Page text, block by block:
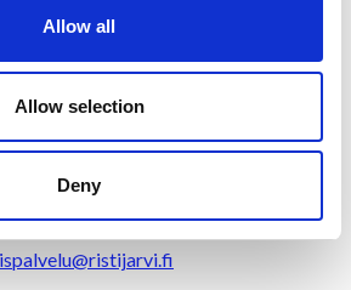
Allow all
Allow selection
Deny
Ristijärvi